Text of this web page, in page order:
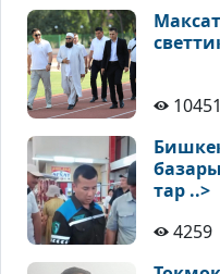
10451
тар ..>
4259